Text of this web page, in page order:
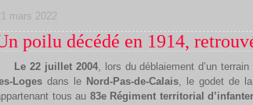
mars 2022
poilu décédé en 1914,
Le 22 juillet 2004, lors du déblaiement d’un
Loges dans le Nord-Pas-de-Calais, le godet de
tous au 83e Régiment territorial